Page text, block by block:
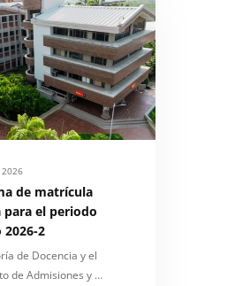
de matrícula
para el periodo
2026-2
de Docencia y el
de Admisiones y …